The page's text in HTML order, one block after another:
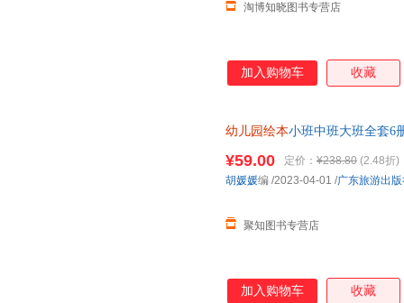
淘博知晓图书专营店
加入购物车 收藏
幼儿园绘本小班中班大班全套6
¥59.00 定价： ¥238.80 (2.48折)
聚知图书专营店
胡媛媛编 /2023-04-01 /广东旅游出
加入购物车 收藏